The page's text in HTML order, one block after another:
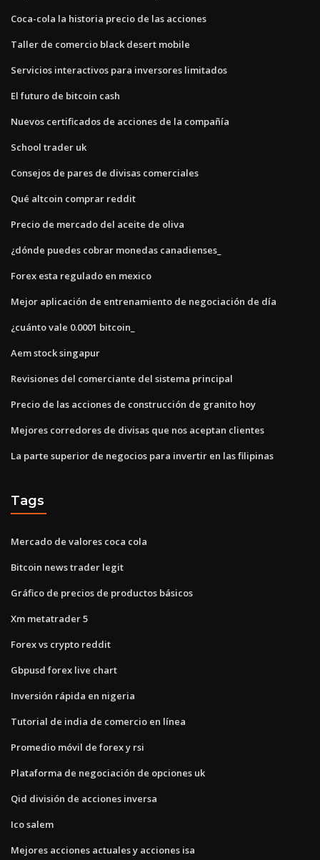
Coca-cola la historia precio de las acciones
Taller de comercio black desert mobile
Servicios interactivos para inversores limitados
El futuro de bitcoin cash
Nuevos certificados de acciones de la compañía
School trader uk
Consejos de pares de divisas comerciales
Qué altcoin comprar reddit
Precio de mercado del aceite de oliva
¿dónde puedes cobrar monedas canadienses_
Forex esta regulado en mexico
Mejor aplicación de entrenamiento de negociación de día
¿cuánto vale 0.0001 bitcoin_
Aem stock singapur
Revisiones del comerciante del sistema principal
Precio de las acciones de construcción de granito hoy
Mejores corredores de divisas que nos aceptan clientes
La parte superior de negocios para invertir en las filipinas
Tags
Mercado de valores coca cola
Bitcoin news trader legit
Gráfico de precios de productos básicos
Xm metatrader 5
Forex vs crypto reddit
Gbpusd forex live chart
Inversión rápida en nigeria
Tutorial de india de comercio en línea
Promedio móvil de forex y rsi
Plataforma de negociación de opciones uk
Qid división de acciones inversa
Ico salem
Mejores acciones actuales y acciones isa